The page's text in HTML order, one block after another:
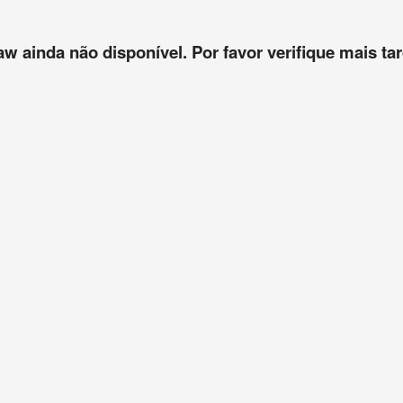
ainda não disponível. Por favor verifique mais